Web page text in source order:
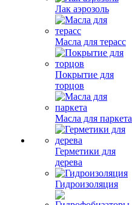
Лак аэрозоль
Масла для терасс
Покрытие для
торцов
Масла для паркета
Герметики для
дерева
Гидроизоляция